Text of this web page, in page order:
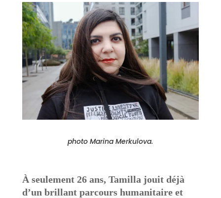
photo Marina Merkulova.
À seulement 26 ans, Tamilla jouit déjà
d’un brillant parcours humanitaire et